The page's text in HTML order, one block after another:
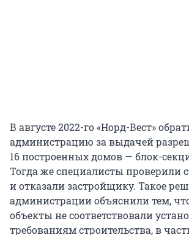
В августе 2022-го «Норд-Вест»
администрацию за выдачей
16 построенных домов — блок-
Тогда же специалисты проверили
и отказали застройщику. Такое
администрации объяснили тем,
объекты не соответствовали
требованиям строительства, в